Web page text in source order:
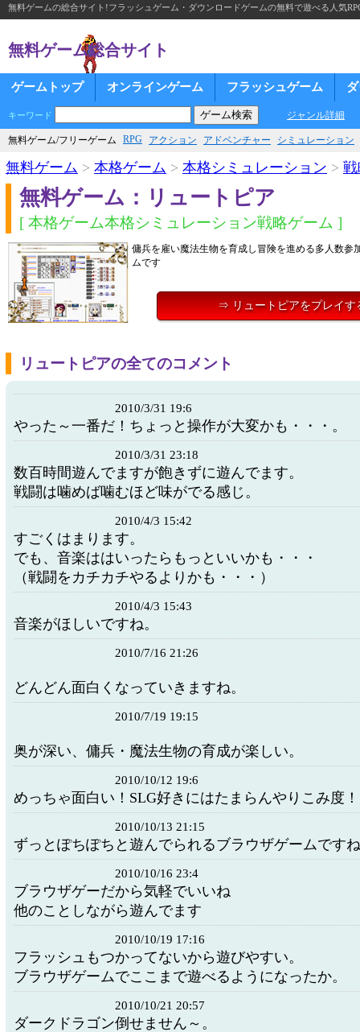
無料ゲームの総合サイト!フラッシュゲーム・ダウンロードゲームの無料で遊べる人気
無料ゲーム総合サイト
ゲームトップ オンラインゲーム フラッシュゲーム
キーワード ジャンル詳細
無料ゲーム/フリーゲーム RPG アクション アドベンチャー シミュレーション
無料ゲーム > 本格ゲーム > 本格シミュレーション >
無料ゲーム：リュートピア
[ 本格ゲーム本格シミュレーション戦略ゲーム ]
傭兵を雇い魔法生物を育成し冒険を進める多人数参
ムです
⇒ リュートピアをプレイす
リュートピアの全てのコメント
2010/3/31 19:6
やった～一番だ！ちょっと操作が大変かも・・・。
2010/3/31 23:18
数百時間遊んでますが飽きずに遊んでます。
戦闘は噛めば噛むほど味がでる感じ。
2010/4/3 15:42
すごくはまります。
でも、音楽ははいったらもっといいかも・・・
（戦闘をカチカチやるよりかも・・・）
2010/4/3 15:43
音楽がほしいですね。
2010/7/16 21:26
どんどん面白くなっていきますね。
2010/7/19 19:15
奥が深い、傭兵・魔法生物の育成が楽しい。
2010/10/12 19:6
めっちゃ面白い！SLG好きにはたまらんやりこみ度！
2010/10/13 21:15
ずっとぽちぽちと遊んでられるブラウザゲームです
2010/10/16 23:4
ブラウザゲーだから気軽でいいね
他のことしながら遊んでます
2010/10/19 17:16
フラッシュもつかってないから遊びやすい。
ブラウザゲームでここまで遊べるようになったか。
2010/10/21 20:57
ダークドラゴン倒せません～。